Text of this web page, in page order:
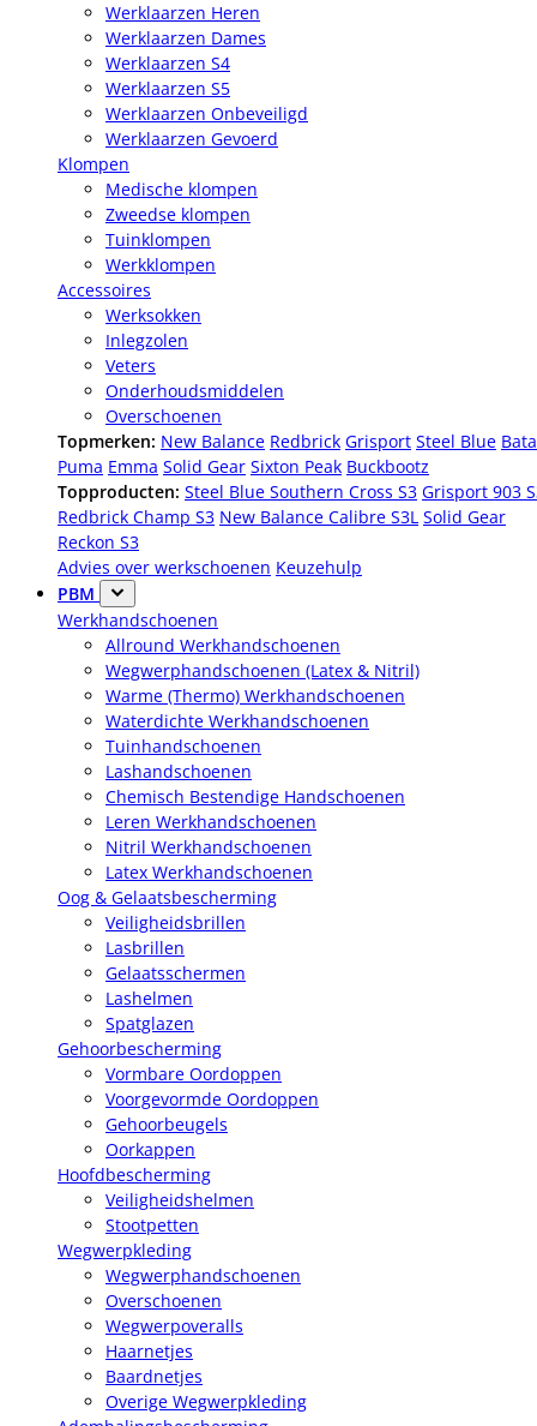
Werklaarzen Heren
Werklaarzen Dames
Werklaarzen S4
Werklaarzen S5
Werklaarzen Onbeveiligd
Werklaarzen Gevoerd
Klompen
Medische klompen
Zweedse klompen
Tuinklompen
Werkklompen
Accessoires
Werksokken
Inlegzolen
Veters
Onderhoudsmiddelen
Overschoenen
Topmerken: New Balance Redbrick Grisport Steel Blue Bata
Puma Emma Solid Gear Sixton Peak Buckbootz
Topproducten: Steel Blue Southern Cross S3 Grisport 903
Redbrick Champ S3 New Balance Calibre S3L Solid Gear
Reckon S3
Advies over werkschoenen Keuzehulp
PBM
Werkhandschoenen
Allround Werkhandschoenen
Wegwerphandschoenen (Latex & Nitril)
Warme (Thermo) Werkhandschoenen
Waterdichte Werkhandschoenen
Tuinhandschoenen
Lashandschoenen
Chemisch Bestendige Handschoenen
Leren Werkhandschoenen
Nitril Werkhandschoenen
Latex Werkhandschoenen
Oog & Gelaatsbescherming
Veiligheidsbrillen
Lasbrillen
Gelaatsschermen
Lashelmen
Spatglazen
Gehoorbescherming
Vormbare Oordoppen
Voorgevormde Oordoppen
Gehoorbeugels
Oorkappen
Hoofdbescherming
Veiligheidshelmen
Stootpetten
Wegwerpkleding
Wegwerphandschoenen
Overschoenen
Wegwerpoveralls
Haarnetjes
Baardnetjes
Overige Wegwerpkleding